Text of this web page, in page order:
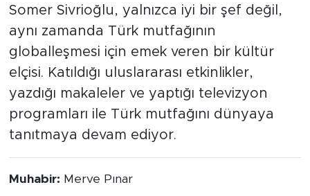
Somer Sivrioğlu, yalnızca iyi bir şef değil,
aynı zamanda Türk mutfağının
globalleşmesi için emek veren bir kültür
elçisi. Katıldığı uluslararası etkinlikler,
yazdığı makaleler ve yaptığı televizyon
programları ile Türk mutfağını dünyaya
tanıtmaya devam ediyor.
Muhabir: Merve Pınar